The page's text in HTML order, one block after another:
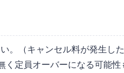
。（キャンセル料が発生し
定員オーバーになる可能性